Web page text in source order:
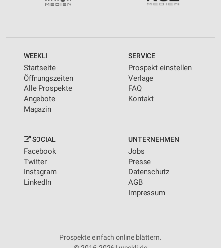
WEEKLI
Startseite
Öffnungszeiten
Alle Prospekte
Angebote
Magazin
SERVICE
Prospekt einstellen
Verlage
FAQ
Kontakt
SOCIAL
Facebook
Twitter
Instagram
LinkedIn
UNTERNEHMEN
Jobs
Presse
Datenschutz
AGB
Impressum
Prospekte einfach online blättern.